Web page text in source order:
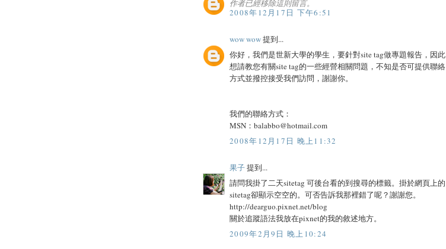
作者已經移除這則留言。
2008年12月17日 下午6:51
wow wow提到...
你好，我們是世新大學的學生，要針對site tag做專題報告，因此
想請教您有關site tag的一些經營相關問題，不知是否可提供聯絡
方式並撥控接受我們訪問，謝謝你。
我們的聯絡方式：
MSN： balabbo@hotmail.com
2008年12月17日 晚上11:32
果子提到...
請問我掛了二天sitetag 可後台看的到搜尋的標籤。掛於網頁上的
sitetag卻顯示空空的。可否告訴我那裡錯了呢？謝謝您。
http://dearguo.pixnet.net/blog
關於追蹤語法我放在pixnet的我的敘述地方。
2009年2月9日 晚上10:24